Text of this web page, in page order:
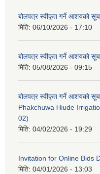
बोलपत्र स्वीकृत गर्ने आशयको
मिति: 06/10/2026 - 17:10
बोलपत्र स्वीकृत गर्ने आशयको
मिति: 05/08/2026 - 09:15
बोलपत्र स्वीकृत गर्ने आशयको
Phakchuwa Hiude
02)
मिति: 04/02/2026 - 19:29
Invitation for Online Bids
मिति: 04/01/2026 - 13:03